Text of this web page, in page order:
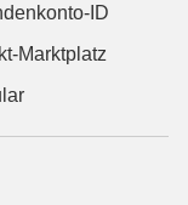
ID
Marktplatz